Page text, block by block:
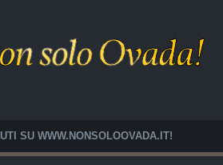
SU WWW.NONSOLOOVADA.IT!